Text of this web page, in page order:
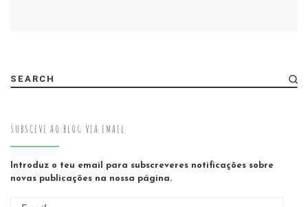
SEARCH
SUBSCEVE AO BLOG VIA EMAIL
Introduz o teu email para subscreveres notificações sobre
novas publicações na nossa página.